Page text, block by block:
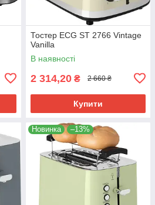
Тостер ECG ST 2766 Vintage
Vanilla
В наявності
2 314,20 ₴ 2 660 ₴
Купити
Новинка –13%